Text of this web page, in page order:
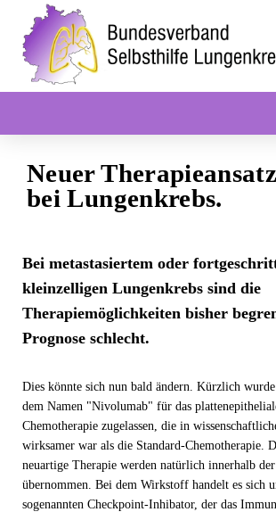
Neuer Therapieansatz
bei Lungenkrebs.
Bei metastasiertem oder
kleinzelligen Lungenkrebs sind die
Therapiemöglichkeiten bisher
Prognose schlecht.
Dies könnte sich nun bald ändern. Kürzlich
dem Namen "Nivolumab" für das
Chemotherapie zugelassen, die in
wirksamer war als die Standard-Chemotherapie.
neuartige Therapie werden natürlich innerhalb
übernommen. Bei dem Wirkstoff handelt es sich
sogenannten Checkpoint-Inhibator, der das